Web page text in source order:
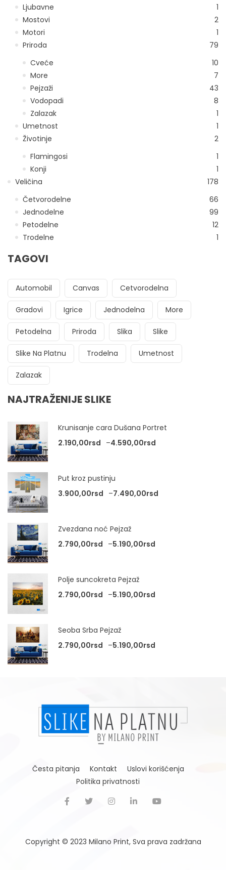
Ljubavne
1
Mostovi
2
Motori
1
Priroda
79
Cveće
10
More
7
Pejzaži
43
Vodopadi
8
Zalazak
1
Umetnost
1
Životinje
2
Flamingosi
1
Konji
1
Veličina
178
Četvorodelne
66
Jednodelne
99
Petodelne
12
Trodelne
1
TAGOVI
Automobil Canvas Cetvorodelna
Gradovi Igrice Jednodelna More
Petodelna Priroda Slika Slike
Slike Na Platnu Trodelna Umetnost
Zalazak
NAJTRAŽENIJE SLIKE
Krunisanje cara Dušana Portret
2.190,00rsd –4.590,00rsd
Put kroz pustinju
3.900,00rsd –7.490,00rsd
Zvezdana noć Pejzaž
2.790,00rsd –5.190,00rsd
Polje suncokreta Pejzaž
2.790,00rsd –5.190,00rsd
Seoba Srba Pejzaž
2.790,00rsd –5.190,00rsd
Česta pitanja Kontakt
Uslovi korišćenja
Politika privatnosti
Copyright © 2023 Milano Print, Sva prava zadržana